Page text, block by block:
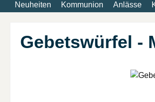
Neuheiten Kommunion Anlässe
Gebetswürfel -